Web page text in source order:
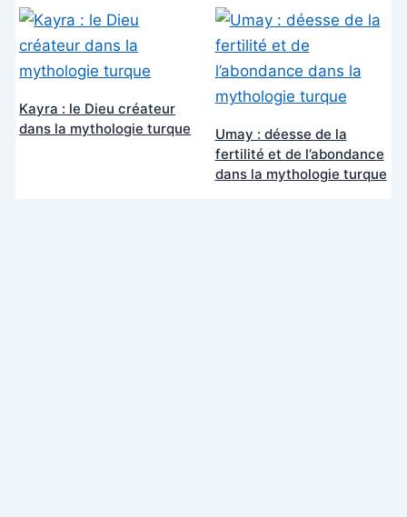
Kayra : le Dieu créateur
dans la mythologie turque
Umay : déesse de la
fertilité et de l’abondance
dans la mythologie turque